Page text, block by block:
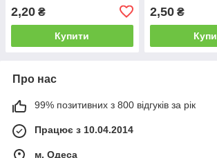
2,20 ₴
Купити
2,50₴
Про нас
99% позитивних з 800 відгуків за рік
Працює з 10.04.2014
м. Одеса